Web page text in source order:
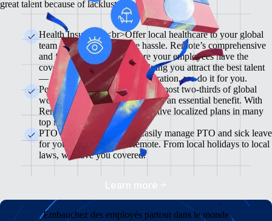
great talent because of lackluster benefits.
Health Insurance <br>Offer local healthcare to your global
team members without the hassle. Remote’s comprehensive
and flexible plans will ensure your employees have the
coverage they need while helping you attract the best talent
— from enrollment to administration, we do it for you.
Pension & 401(K) Plans<br>Almost two-thirds of global
workers view retirement plans as an essential benefit. With
Remote, you can offer competitive localized plans in many
top markets.
PTO and Sick Leave<br>Easily manage PTO and sick leave
for your global team in Remote. From local holidays to local
laws, we have you covered.
Learn more
Embauchez des employés partout dans le monde